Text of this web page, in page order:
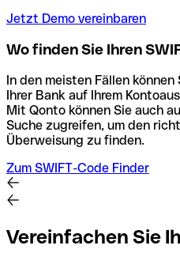
Jetzt Demo vereinbaren
Wo finden Sie Ihren
In den meisten Fällen
Ihrer Bank auf Ihrem
Mit Qonto können Sie auch
Suche zugreifen, um den
Überweisung zu finden.
Zum SWIFT-Code Finder
Vereinfachen Sie